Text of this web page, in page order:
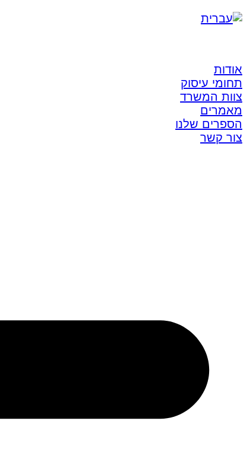
אודות
תחומי עיסוק
צוות המשרד
מאמרים
הספרים שלנו
צור קשר